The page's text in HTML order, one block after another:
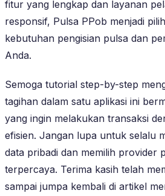
fitur yang lengkap dan layanan
responsif, Pulsa PPob menjadi
kebutuhan pengisian pulsa dan
Anda.
Semoga tutorial step-by-step
tagihan dalam satu aplikasi ini
yang ingin melakukan transaksi
efisien. Jangan lupa untuk selalu
data pribadi dan memilih provider
terpercaya. Terima kasih telah
sampai jumpa kembali di artikel